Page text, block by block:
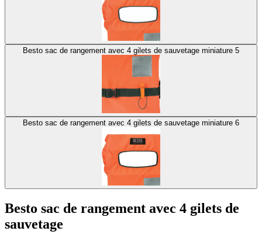
Besto sac de rangement avec 4 gilets de sauvetage miniature 5
Besto sac de rangement avec 4 gilets de sauvetage miniature 6
Besto sac de rangement avec 4 gilets de
sauvetage